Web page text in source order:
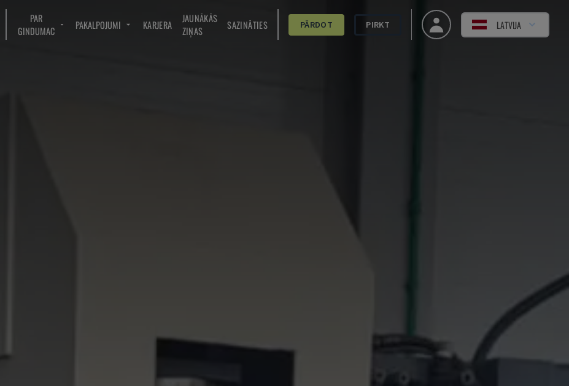
PAR
GINDUMAC
PAKALPOJUMI KARJERA
JAUNĀKĀS
ZIŅAS
SAZINĀTIES PĀRDOT PIRKT LATVIJA